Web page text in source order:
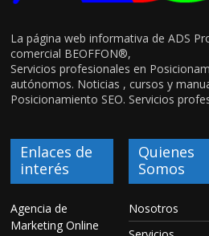
La página web informativa de ADS
comercial BEOFFON®,
Servicios profesionales en
autónomos. Noticias , cursos y
Posicionamiento SEO. Servicios
Enlaces de
interés
Agencia de
Marketing Online
Quienes
Somos
Nosotros